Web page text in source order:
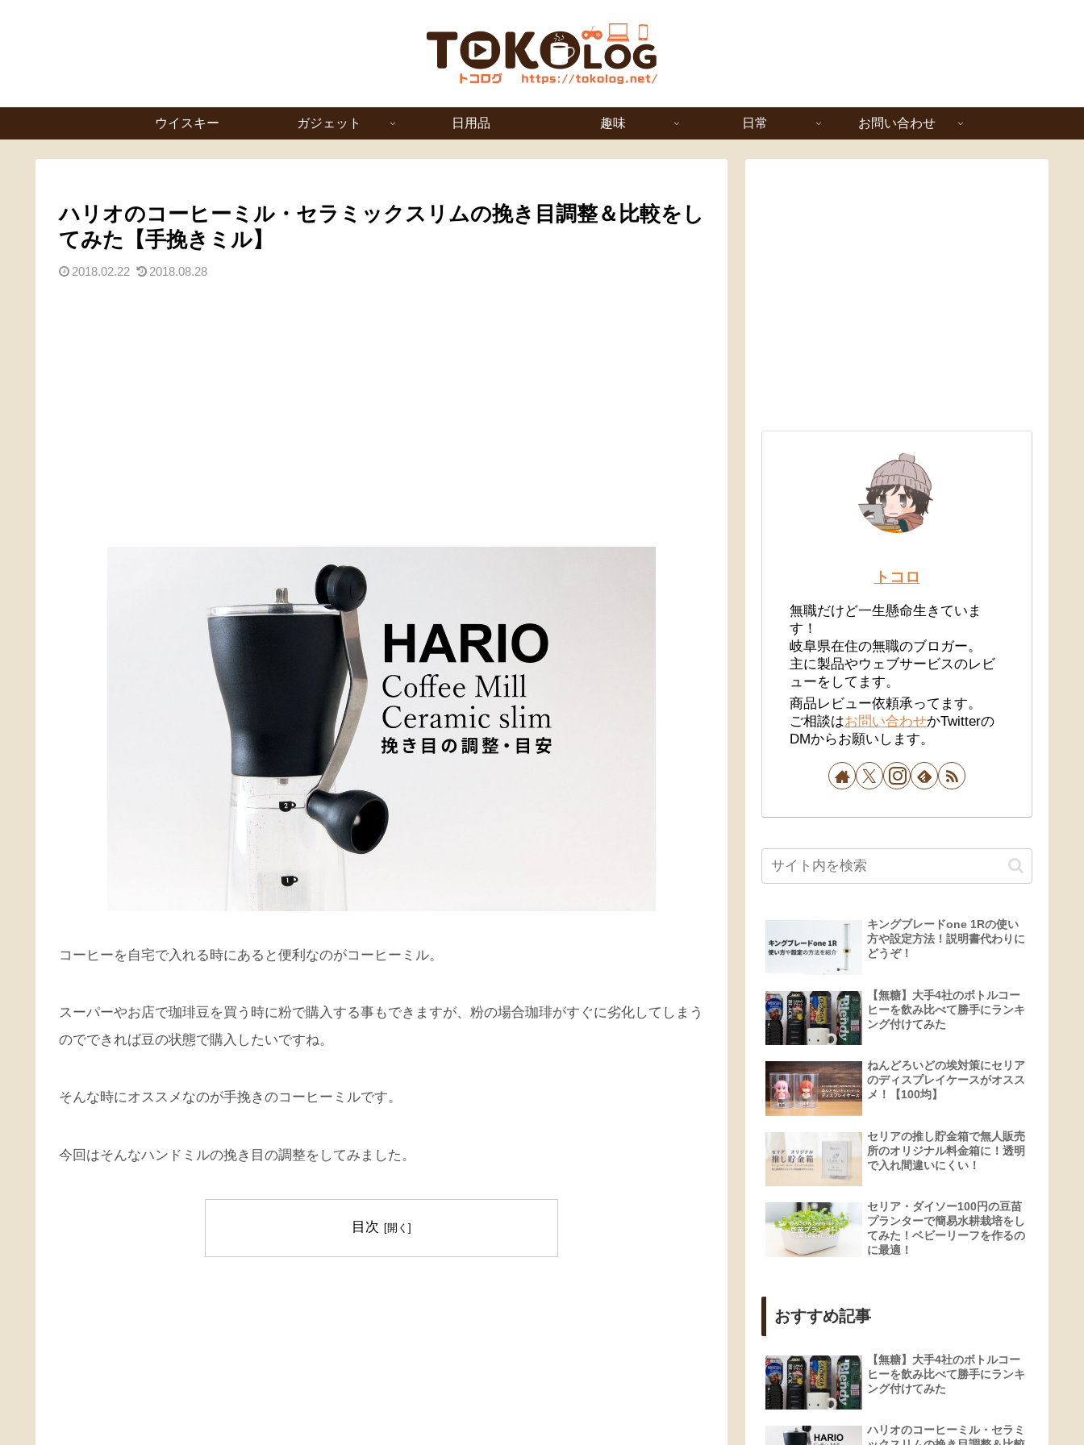
ウイスキー ガジェット 日用品 趣味 日常 お問い合わせ
ハリオのコーヒーミル・セラミックスリムの挽き目調整＆比較をし
てみた【手挽きミル】
2018.02.22 2018.08.28
コーヒーを自宅で入れる時にあると便利なのがコーヒーミル。
スーパーやお店で珈琲豆を買う時に粉で購入する事もできますが、粉の場合珈琲がすぐに劣化してしまう
のでできれば豆の状態で購入したいですね。
そんな時にオススメなのが手挽きのコーヒーミルです。
今回はそんなハンドミルの挽き目の調整をしてみました。
目次
トコロ
無職だけど一生懸命生きていま
す！
岐阜県在住の無職のブロガー。
主に製品やウェブサービスのレビ
ューをしてます。
商品レビュー依頼承ってます。
ご相談はお問い合わせかTwitterの
DMからお願いします。
キングブレードone 1Rの使い
方や設定方法！説明書代わりに
どうぞ！
【無糖】大手4社のボトルコー
ヒーを飲み比べて勝手にランキ
ング付けてみた
ねんどろいどの埃対策にセリア
のディスプレイケースがオスス
メ！【100均】
セリアの推し貯金箱で無人販売
所のオリジナル料金箱に！透明
で入れ間違いにくい！
セリア・ダイソー100円の豆苗
プランターで簡易水耕栽培をし
てみた！ベビーリーフを作るの
に最適！
おすすめ記事
【無糖】大手4社のボトルコー
ヒーを飲み比べて勝手にランキ
ング付けてみた
ハリオのコーヒーミル・セラミ